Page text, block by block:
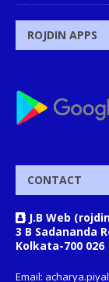
ROJDIN APPS
CONTACT
J.B Web
3 B Sadananda
Kolkata-700 026
Email: